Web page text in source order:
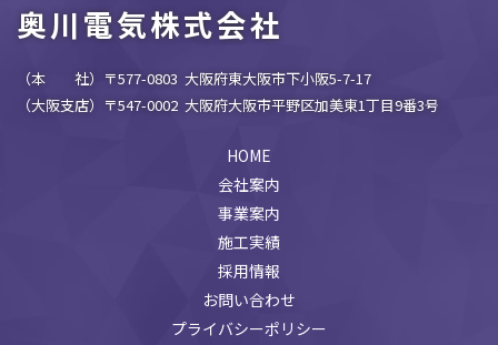
奥川電気株式会社
（本 社）〒577-0803 大阪府東大阪市下小阪5-7-17
（大阪支店）〒547-0002 大阪府大阪市平野区加美東1丁目9番3号
HOME
会社案内
事業案内
施工実績
採用情報
お問い合わせ
プライバシーポリシー